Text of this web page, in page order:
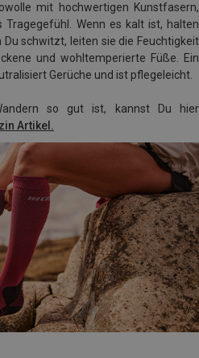
mit hochwertigen Kunstfasern,
Wenn es kalt ist, halten
schwitzt, leiten sie die Feuchtigkeit
und wohltemperierte Füße. Ein
Gerüche und ist pflegeleicht.
so gut ist, kannst Du hier
Artikel.